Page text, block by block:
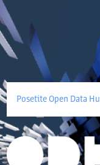
Posetite Open Data